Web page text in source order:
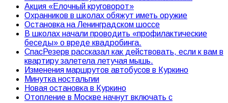
Акция «Елочный круговорот»
Охранников в школах обяжут иметь оружие
Остановка на Ленинградском шоссе
В школах начали проводить «профилактические
беседы» о вреде квадробинга.
СпасРезерв рассказал как действовать, если к вам в
квартиру залетела летучая мышь.
Изменения маршрутов автобусов в Куркино
Минутка ностальгии
Новая остановка в Куркино
Отопление в Москве начнут включать с